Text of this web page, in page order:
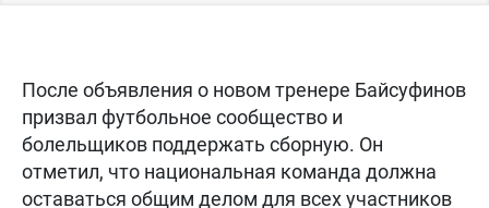
После объявления о новом тренере Байсуфинов
призвал футбольное сообщество и
болельщиков поддержать сборную. Он
отметил, что национальная команда должна
оставаться общим делом для всех участников